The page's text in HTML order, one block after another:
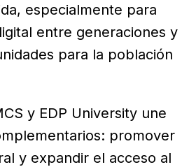
especialmente para
entre generaciones y
para la población
y EDP University une
promover
y expandir el acceso al